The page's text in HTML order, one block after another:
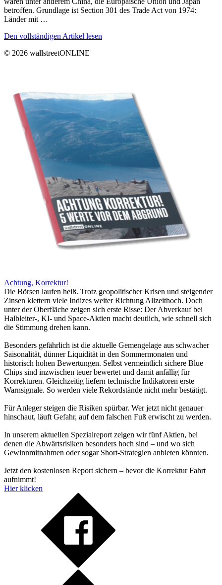
betroffen. Grundlage ist Section 301 des Trade Act von 1974:
Länder mit …
Den vollständigen Artikel lesen
© 2026 wallstreetONLINE
Achtung, Korrektur!
Die Börsen laufen heiß. Trotz geopolitischer Krisen und steigender
Zinsen klettern viele Indizes weiter Richtung Allzeithoch. Doch
unter der Oberfläche zeigen sich erste Risse: Der Abverkauf bei
Halbleiter-, KI- und Space-Aktien macht deutlich, wie schnell sich
die Stimmung drehen kann.
Besonders gefährlich ist die aktuelle Gemengelage aus schwacher
Saisonalität, dünner Liquidität in den Sommermonaten und
historisch hohen Bewertungen. Selbst vermeintlich sichere Blue
Chips sind inzwischen teuer bewertet und damit anfällig für
Korrekturen. Gleichzeitig liefern technische Indikatoren erste
Warnsignale. So werden viele Rekordstände nicht mehr bestätigt.
Für Anleger steigen die Risiken spürbar. Wer jetzt nicht genauer
hinschaut, läuft Gefahr, auf dem falschen Fuß erwischt zu werden.
In unserem aktuellen Spezialreport zeigen wir fünf Aktien, bei
denen die Abwärtsrisiken besonders hoch sind – und wo sich
Gewinnmitnahmen oder sogar Short-Strategien anbieten könnten.
Jetzt den kostenlosen Report sichern – bevor die Korrektur Fahrt
aufnimmt!
Hier klicken